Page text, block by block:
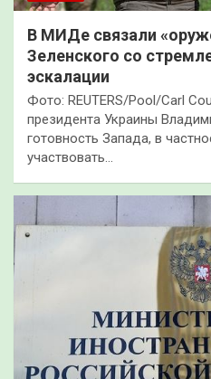
В МИДе связали
Зеленского со
эскалации
Фото: REUTERS/Pool/Carl
президента Украины
готовность Запада, в
участвовать…